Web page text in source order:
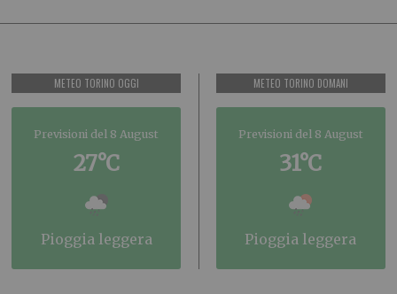
METEO TORINO OGGI
Previsioni del 8 August
27°C
pioggia leggera
METEO TORINO DOMANI
Previsioni del 8 August
31°C
pioggia leggera